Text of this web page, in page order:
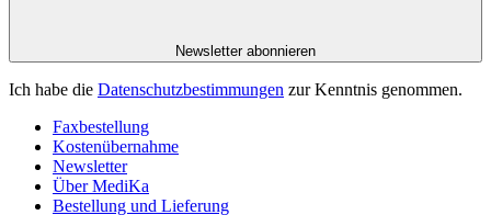
Newsletter abonnieren
Ich habe die Datenschutzbestimmungen zur Kenntnis genommen.
Faxbestellung
Kostenübernahme
Newsletter
Über MediKa
Bestellung und Lieferung